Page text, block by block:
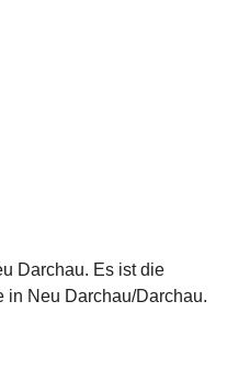
Darchau. Es ist die
in Neu Darchau/Darchau.